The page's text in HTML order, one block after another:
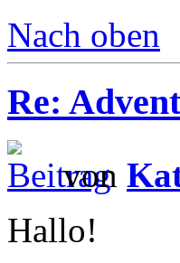
Nach oben
Re:
von
Hallo!